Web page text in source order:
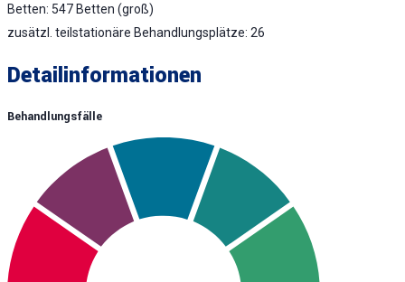
Betten: 547 Betten (groß)
zusätzl. teilstationäre Behandlungsplätze: 26
Detailinformationen
Behandlungsfälle